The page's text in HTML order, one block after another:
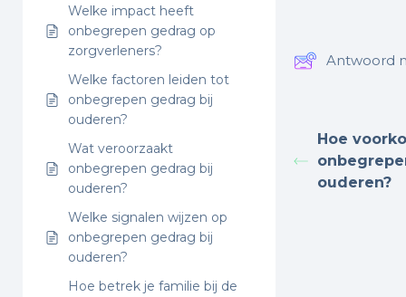
Welke impact heeft
onbegrepen gedrag op
zorgverleners?
Welke factoren leiden tot
onbegrepen gedrag bij
ouderen?
Wat veroorzaakt
onbegrepen gedrag bij
ouderen?
Welke signalen wijzen op
onbegrepen gedrag bij
ouderen?
Hoe betrek je familie bij de
Antwoord
Hoe
ouderen?